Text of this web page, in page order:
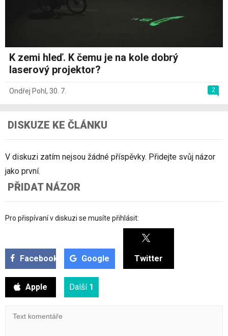
K zemi hleď. K čemu je na kole dobrý
laserový projektor?
2
Ondřej Pohl , 30. 7.
DISKUZE KE ČLÁNKU
V diskuzi zatím nejsou žádné příspěvky. Přidejte svůj názor
jako první.
PŘIDAT NÁZOR
Pro přispívaní v diskuzi se musíte přihlásit:
Facebook Google Twitter
Apple Další 1